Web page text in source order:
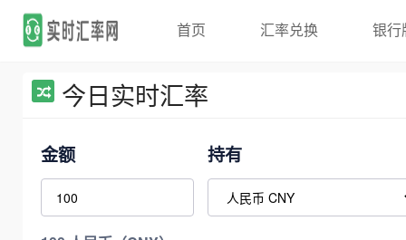
首页 汇率兑换 银行
今日实时汇率
金额 持有